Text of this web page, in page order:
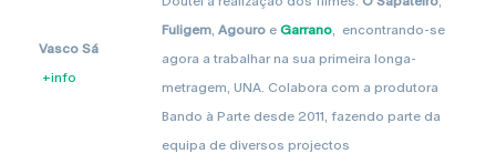
Vasco Sá
+info
Fuligem Agouro e Garrano , encontrando-se
agora a trabalhar na sua primeira longa-
metragem, UNA. Colabora com a produtora
Bando à Parte desde 2011, fazendo parte da
equipa de diversos projectos